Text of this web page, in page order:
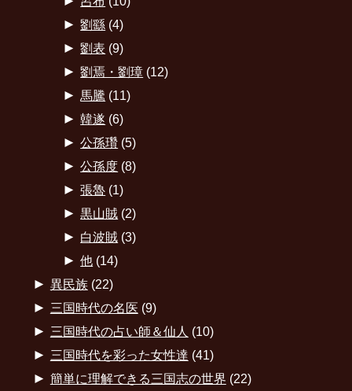
► 劉繇 (4)
► 劉表 (9)
► 劉焉・劉璋 (12)
► 馬騰 (11)
► 韓遂 (6)
► 公孫瓚 (5)
► 公孫度 (8)
► 張魯 (1)
► 黒山賊 (2)
► 白波賊 (3)
► 他 (14)
► 異民族(22)
► 三国時代の名医 (9)
► 三国時代の占い師＆仙人 (10)
► 三国時代を彩った女性達 (41)
► 簡単に理解できる三国志の世界 (22)